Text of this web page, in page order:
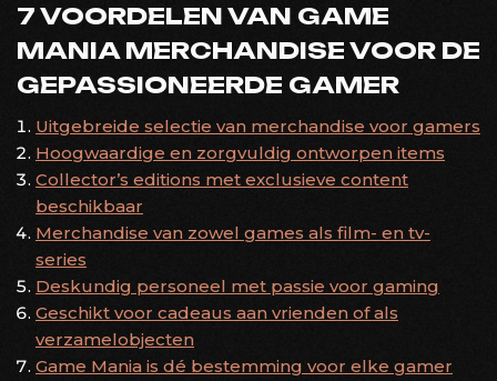
7 VOORDELEN VAN GAME
MANIA MERCHANDISE VOOR DE
GEPASSIONEERDE GAMER
Uitgebreide selectie van merchandise voor gamers
Hoogwaardige en zorgvuldig ontworpen items
Collector’s editions met exclusieve content
beschikbaar
Merchandise van zowel games als film- en tv-
series
Deskundig personeel met passie voor gaming
Geschikt voor cadeaus aan vrienden of als
verzamelobjecten
Game Mania is dé bestemming voor elke gamer